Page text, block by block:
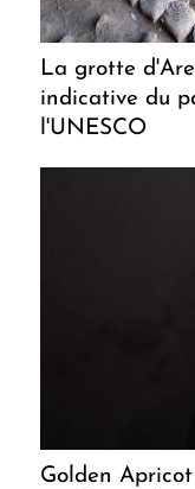
La grotte
indicative du
l'UNESCO
Golden